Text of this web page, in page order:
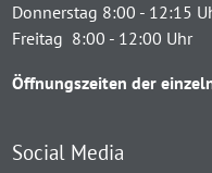
Donnerstag 8:00 - 12:15
Freitag 8:00 - 12:00 Uhr
Öffnungszeiten der
Social Media